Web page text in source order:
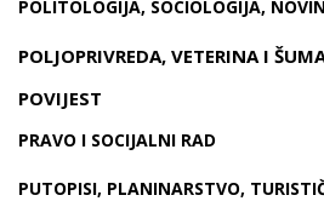
POLITOLOGIJA, SOCIOLOGIJA,
POLJOPRIVREDA, VETERINA I
POVIJEST
PRAVO I SOCIJALNI RAD
PUTOPISI, PLANINARSTVO,